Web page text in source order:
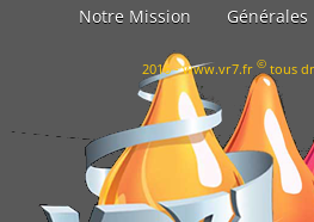
Notre Mission
Générales
2016 - www.vr7.fr ©tous